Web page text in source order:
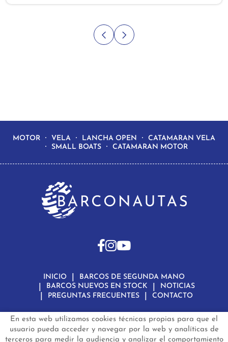
En esta web utilizamos cookies técnicas propias para que el
usuario pueda acceder y navegar por la web y analíticas de
terceros para medir la audiencia y analizar el comportamiento
MOTOR VELA LANCHA OPEN
CATAMARAN VELA
SMALL BOATS
CATAMARAN MOTOR
INICIO
BARCOS DE SEGUNDA MANO
BARCOS NUEVOS EN STOCK
NOTICIAS
PREGUNTAS FRECUENTES
CONTACTO
Aviso Legal
Política de Privacidad de Datos
Política de Cookies
Configuración de Cookies